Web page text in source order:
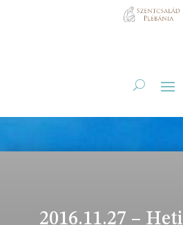
2016.11.27 – Heti